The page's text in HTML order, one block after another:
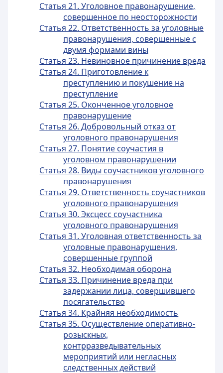
Статья 21. Уголовное правонарушение,
совершенное по неосторожности
Статья 22. Ответственность за уголовные
правонарушения, совершенные с
двумя формами вины
Статья 23. Невиновное причинение вреда
Статья 24. Приготовление к
преступлению и покушение на
преступление
Статья 25. Оконченное уголовное
правонарушение
Статья 26. Добровольный отказ от
уголовного правонарушения
Статья 27. Понятие соучастия в
уголовном правонарушении
Статья 28. Виды соучастников уголовного
правонарушения
Статья 29. Ответственность соучастников
уголовного правонарушения
Статья 30. Эксцесс соучастника
уголовного правонарушения
Статья 31. Уголовная ответственность за
уголовные правонарушения,
совершенные группой
Статья 32. Необходимая оборона
Статья 33. Причинение вреда при
задержании лица, совершившего
посягательство
Статья 34. Крайняя необходимость
Статья 35. Осуществление оперативно-
розыскных,
контрразведывательных
мероприятий или негласных
следственных действий